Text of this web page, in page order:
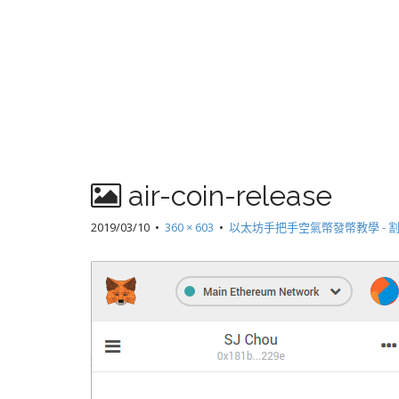
air-coin-release
2019/03/10 • 360 × 603 • 以太坊手把手空氣幣發幣教學 -